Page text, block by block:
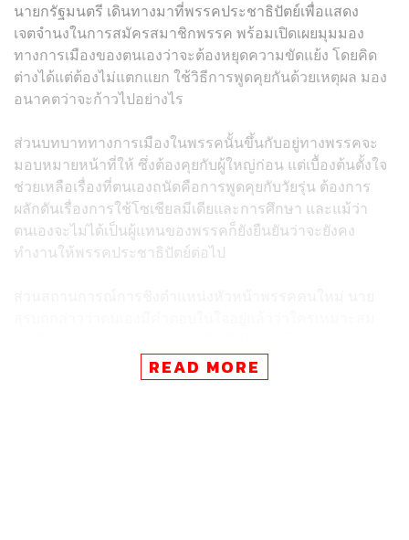
นายกรัฐมนตรี เดินทางมาที่พรรคประชาธิปัตย์เพื่อแสดง
เจตจำนงในการสมัครสมาชิกพรรค พร้อมเปิดเผยมุมมอง
ทางการเมืองของตนเองว่าจะต้องหยุดความขัดแย้ง โดยคิด
ต่างได้แต่ต้องไม่แตกแยก ใช้วิธีการพูดคุยกันด้วยเหตุผล มอง
อนาคตว่าจะก้าวไปอย่างไร
ส่วนบทบาททางการเมืองในพรรคนั้นขึ้นกับอยู่ทางพรรคจะ
มอบหมายหน้าที่ให้ ซึ่งต้องคุยกับผู้ใหญ่ก่อน แต่เบื้องต้นตั้งใจ
ช่วยเหลือเรื่องที่ตนเองถนัดคือการพูดคุยกับวัยรุ่น ต้องการ
ผลักดันเรื่องการใช้โซเชียลมีเดียและการศึกษา และแม้ว่า
ตนเองจะไม่ได้เป็นผู้แทนของพรรคก็ยังยืนยันว่าจะยังคง
ทำงานให้พรรคประชาธิปัตย์ต่อไป
ว่าเป็นการเสียมารยาทREAD MORE